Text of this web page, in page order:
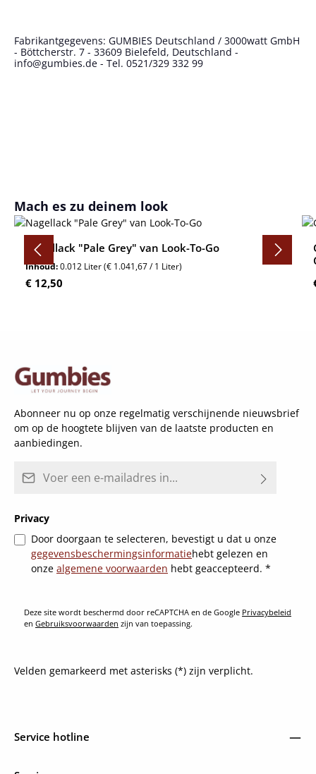
Fabrikantgegevens: GUMBIES Deutschland / 3000watt GmbH
- Böttcherstr. 7 - 33609 Bielefeld, Deutschland -
info@gumbies.de - Tel. 0521/329 332 99
Productgalerij overslaan
Mach es zu deinem look
Nagellack "Pale Grey" van Look-To-Go
Inhoud:0.012 Liter(€ 1.041,67 / 1 Liter)
Normale prijs:
€ 12,50
Abonneer nu op onze regelmatig verschijnende nieuwsbrief
om op de hoogtete blijven van de laatste producten en
aanbiedingen.
Privacy
Door doorgaan te selecteren, bevestigt u dat u onze
gegevensbeschermingsinformatiehebt gelezen en
onze algemene voorwaarden hebt geaccepteerd. *
Deze site wordt beschermd door reCAPTCHA en de Google Privacybeleid
en Gebruiksvoorwaarden zijn van toepassing.
Velden gemarkeerd met asterisks (*) zijn verplicht.
Service hotline